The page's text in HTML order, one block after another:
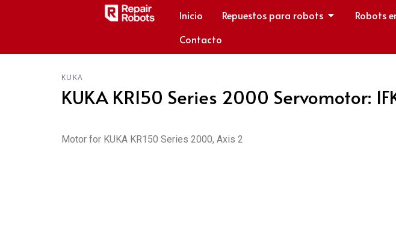
Inicio Repuestos para robots Robots
Contacto
KUKA
KUKA KR150 Series 2000 Servomotor:
Motor for KUKA KR150 Series 2000, Axis 2